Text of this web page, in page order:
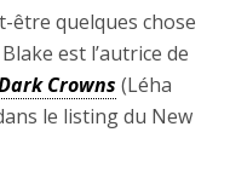
être quelques chose
est l’autrice de
Crowns (Léha
le listing du New